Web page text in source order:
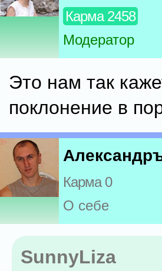
Карма 2458
Модератор
Это нам так
поклонение в
Карма 0
О себе
SunnyLiza